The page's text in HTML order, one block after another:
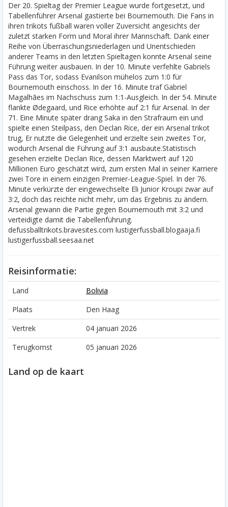
Der 20. Spieltag der Premier League wurde fortgesetzt, und
Tabellenführer Arsenal gastierte bei Bournemouth. Die Fans in
ihren trikots fußball waren voller Zuversicht angesichts der
zuletzt starken Form und Moral ihrer Mannschaft. Dank einer
Reihe von Überraschungsniederlagen und Unentschieden
anderer Teams in den letzten Spieltagen konnte Arsenal seine
Führung weiter ausbauen. In der 10. Minute verfehlte Gabriels
Pass das Tor, sodass Evanilson mühelos zum 1:0 für
Bournemouth einschoss. In der 16. Minute traf Gabriel
Magalhães im Nachschuss zum 1:1-Ausgleich. In der 54. Minute
flankte Ødegaard, und Rice erhöhte auf 2:1 für Arsenal. In der
71. Eine Minute später drang Saka in den Strafraum ein und
spielte einen Steilpass, den Declan Rice, der ein Arsenal trikot
trug, Er nutzte die Gelegenheit und erzielte sein zweites Tor,
wodurch Arsenal die Führung auf 3:1 ausbaute.Statistisch
gesehen erzielte Declan Rice, dessen Marktwert auf 120
Millionen Euro geschätzt wird, zum ersten Mal in seiner Karriere
zwei Tore in einem einzigen Premier-League-Spiel. In der 76.
Minute verkürzte der eingewechselte Eli Junior Kroupi zwar auf
3:2, doch das reichte nicht mehr, um das Ergebnis zu ändern.
Arsenal gewann die Partie gegen Bournemouth mit 3:2 und
verteidigte damit die Tabellenführung.
defussballtrikots.bravesites.com lustigerfussball.blogaaja.fi
lustigerfussball.seesaa.net
Reisinformatie:
Land
Bolivia
Plaats
Den Haag
Vertrek
04 januari 2026
Terugkomst
05 januari 2026
Land op de kaart